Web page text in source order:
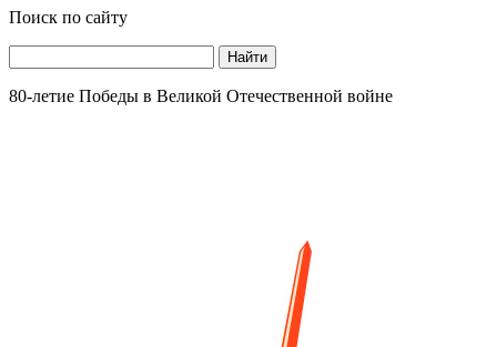
Поиск по сайту
Найти
80-летие Победы в Великой Отечественной войне